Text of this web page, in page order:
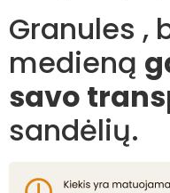
Granules ,
medieną
savo
sandėlių.